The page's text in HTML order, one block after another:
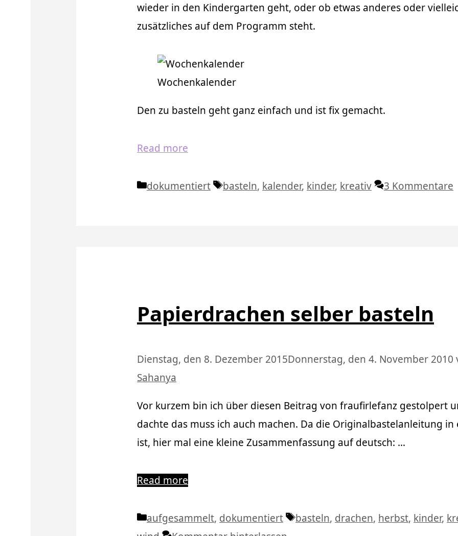
wieder in den Kindergarten geht, oder ob etwas anderes oder
zusätzliches auf dem Programm steht.
Wochenkalender
Den zu basteln geht ganz einfach und ist fix gemacht.
Read more
Kategorien
dokumentiert Schlagwörter
basteln, kalender, kinder, kreativ 3 Kommentare
Papierdrachen selber basteln
Dienstag, den 8. Dezember 2015Donnerstag, den 4. November 2010
Sahanya
Vor kurzem bin ich über diesen Beitrag von fraufirlefanz gestolpert
dachte das muss ich auch machen. Da die Originalbastelanleitung in
ist, hier mal eine kleine Zusammenfassung auf deutsch: …
Read more
Kategorien
aufgesammelt, dokumentiert Schlagwörter
basteln, drachen, herbst, kinder,